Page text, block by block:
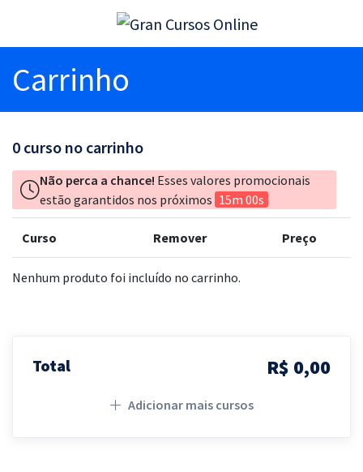
Carrinho
0 curso no carrinho
Não perca a chance! Esses valores promocionais
estão garantidos nos próximos 15m 00s
Curso Remover Preço
Nenhum produto foi incluído no carrinho.
Total R$ 0,00
Adicionar mais cursos